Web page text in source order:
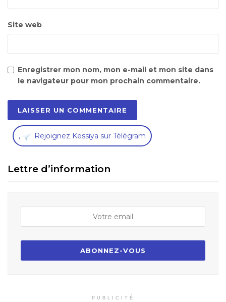
Site web
Enregistrer mon nom, mon e-mail et mon site dans
le navigateur pour mon prochain commentaire.
, Rejoignez Kessiya sur Télégram
Lettre d’information
PUBLICITÉ